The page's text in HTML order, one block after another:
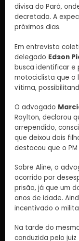
divisa do Pará,
decretada. A
próximos dias.
Em entrevista
delegado Edson
busca identificar e
motociclista que o
vítima,
O advogado
Raylton, declarou
arrependido,
que deixou dois
destacou que o
Sobre Aline, o
ocorrido por
prisão, já que um
anos de idade.
incentivado o
Na tarde do
conduzida pelo juiz